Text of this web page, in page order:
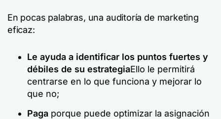
En pocas palabras, una auditoría de marketing
eficaz:
Le ayuda a identificar los puntos fuertes y
débiles de su estrategiaEllo le permitirá
centrarse en lo que funciona y mejorar lo
que no;
Paga porque puede optimizar la asignación